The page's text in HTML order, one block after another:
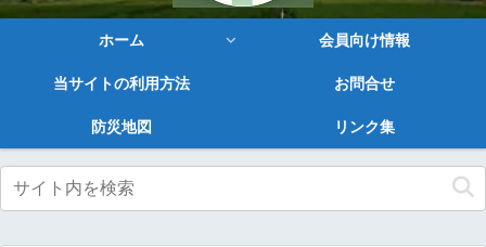
ホーム 会員向け情報
当サイトの利用方法 お問合せ
防災地図 リンク集